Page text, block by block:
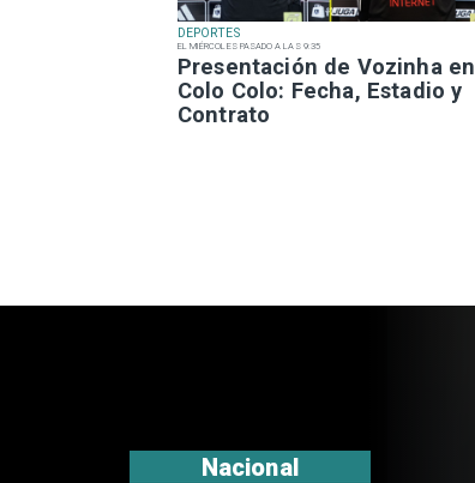
DEPORTES
EL MIÉRCOLES PASADO A LAS 9:35
Presentación de Vozinha en
Colo Colo: Fecha, Estadio y
Contrato
Regiones